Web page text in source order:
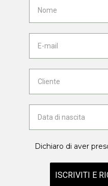
Dichiaro di aver
ISCRIVITI E